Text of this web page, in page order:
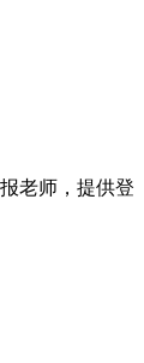
老师，提供登